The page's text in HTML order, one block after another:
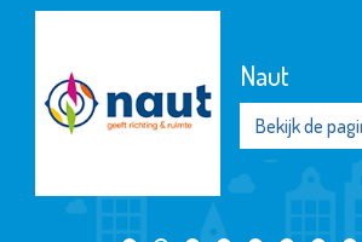
Naut
Bekijk de